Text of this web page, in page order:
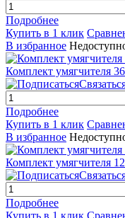
Подробнее
Купить в 1 клик
В избранное
Комплект умягчителя
Подробнее
Купить в 1 клик
В избранное
Комплект умягчителя
Подробнее